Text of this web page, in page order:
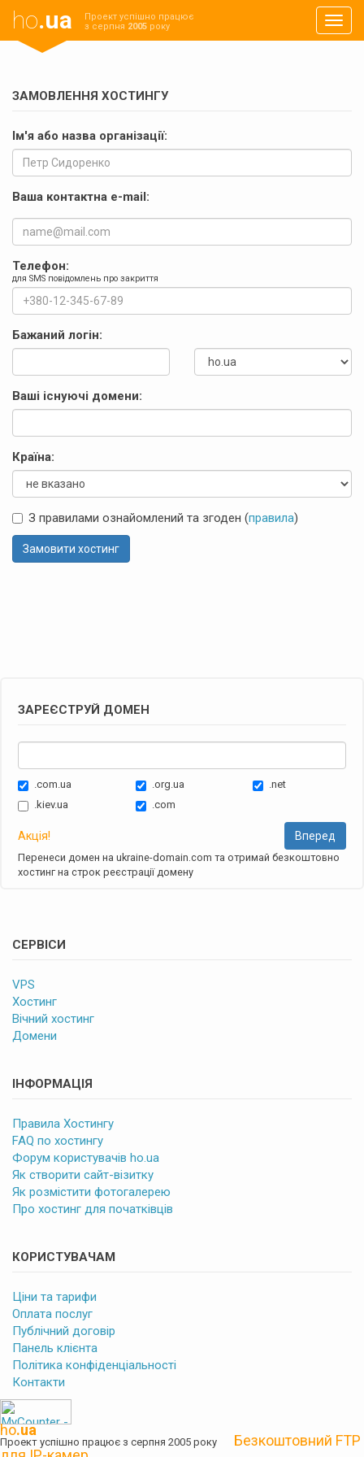
ho.ua
Проект успішно працює
з серпня 2005 року
ЗАМОВЛЕННЯ ХОСТИНГУ
Ім'я або назва організації:
Ваша контактна e-mail:
Телефон:
для SMS повідомлень про закриття
Бажаний логін:
Ваші існуючі домени:
Країна:
З правилами ознайомлений та згоден (правила)
Замовити хостинг
ЗАРЕЄСТРУЙ ДОМЕН
.com.ua
.kiev.ua
.org.ua
.com
.net
Акція! Вперед
Перенеси домен на ukraine-domain.com та отримай безкоштовно
хостинг на строк реєстрації домену
СЕРВІСИ
VPS
Хостинг
Вічний хостинг
Домени
ІНФОРМАЦІЯ
Правила Хостингу
FAQ по хостингу
Форум користувачів ho.ua
Як створити сайт-візитку
Як розмістити фотогалерею
Про хостинг для початківців
КОРИСТУВАЧАМ
Ціни та тарифи
Оплата послуг
Публічний договір
Панель клієнта
Політика конфіденціальності
Контакти
ho.ua
Проект успішно працює з серпня 2005 року Безкоштовний FTP